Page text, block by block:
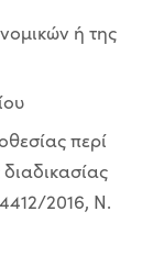
ή της
περί
2016, Ν.